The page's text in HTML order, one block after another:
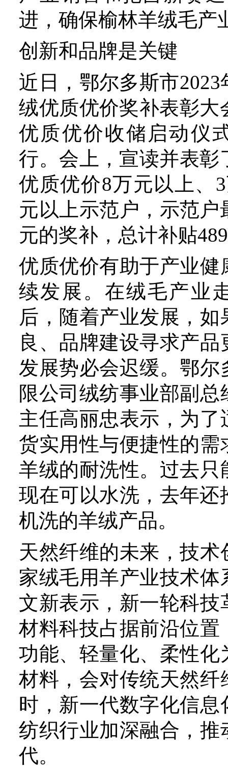
续发展。在绒毛产业走过
后，随着产业发展，如果
良、品牌建设寻求产品更
发展势必会迟缓。鄂尔多
限公司绒纺事业部副总经
主任高丽忠表示，为了适
货实用性与便捷性的需求
羊绒的耐洗性。过去只能
现在可以水洗，去年还推
机洗的羊绒产品。
天然纤维的未来，技术创
家绒毛用羊产业技术体系
文新表示，新一轮科技革
材料科技占据前沿位置，
功能、轻量化、柔性化为
材料，会对传统天然纤维
时，新一代数字化信息化
纺织行业加深融合，推动
代。
“产业链各个环节的企业
创新，促进产业和谐发展
出，希望企业注重全产业
与产业技术体系完善，加
游合作，行业研究工作者
准饲喂、低成本高效脱毛
力企业节本增效。此外，
也是提高产品质量的关键
要加快数字化与互联网技
效率。
企业健康稳定发展，产业
升级。天眼查专业版数据
前，我国拥有与绒毛产业
1.6万余家。然而，从
看，“领头羊”鄂尔多斯羊